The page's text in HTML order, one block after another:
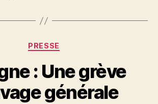
Catégories
PRESSE
: Une grève
générale
a
r
S